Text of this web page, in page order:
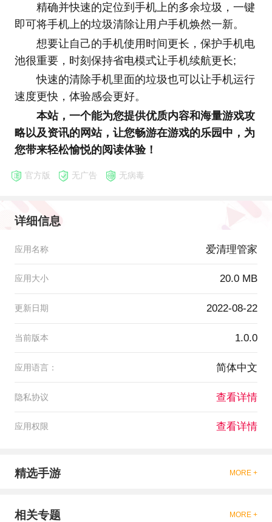
精确并快速的定位到手机上的多余垃圾，一键
即可将手机上的垃圾清除让用户手机焕然一新。
想要让自己的手机使用时间更长，保护手机电
池很重要，时刻保持省电模式让手机续航更长;
快速的清除手机里面的垃圾也可以让手机运行
速度更快，体验感会更好。
本站，一个能为您提供优质内容和海量游戏攻
略以及资讯的网站，让您畅游在游戏的乐园中，为
您带来轻松愉悦的阅读体验！
官方版 无广告 无病毒
详细信息
应用名称 爱清理管家
应用大小 20.0 MB
更新日期 2022-08-22
当前版本 1.0.0
应用语言： 简体中文
隐私协议 查看详情
应用权限 查看详情
精选手游 MORE +
相关专题 MORE +